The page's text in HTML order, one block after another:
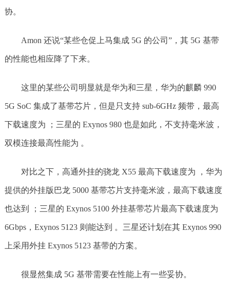
协。
Amon 还说“某些仓促上马集成 5G 的公司”，其 5G 基带
的性能也相应降了下来。
这里的某些公司明显就是华为和三星，华为的麒麟 990
5G SoC 集成了基带芯片，但是只支持 sub-6GHz 频带，最高
下载速度为 ；三星的 Exynos 980 也是如此，不支持毫米波，
双模连接最高性能为 。
对比之下，高通外挂的骁龙 X55 最高下载速度为 ，华为
提供的外挂版巴龙 5000 基带芯片支持毫米波，最高下载速度
也达到 ；三星的 Exynos 5100 外挂基带芯片最高下载速度为
6Gbps，Exynos 5123 则能达到 。三星还计划在其 Exynos 990
上采用外挂 Exynos 5123 基带的方案。
很显然集成 5G 基带需要在性能上有一些妥协。